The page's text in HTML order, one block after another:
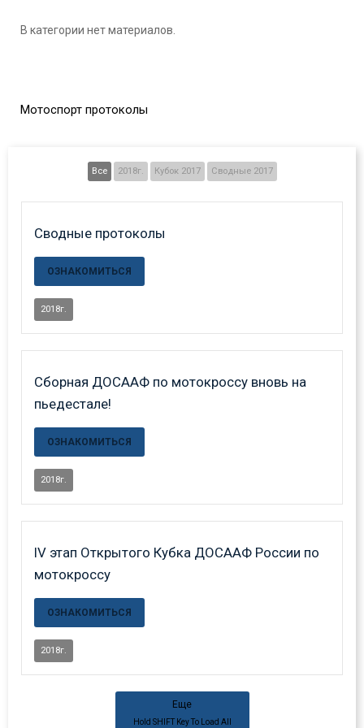
В категории нет материалов.
Мотоспорт протоколы
Все 2018г. Кубок 2017 Сводные 2017
Сводные протоколы
ОЗНАКОМИТЬСЯ
2018г.
Сборная ДОСААФ по мотокроссу вновь на
пьедестале!
ОЗНАКОМИТЬСЯ
2018г.
IV этап Открытого Кубка ДОСААФ России по
мотокроссу
ОЗНАКОМИТЬСЯ
2018г.
Еще
Hold SHIFTKey To Load All